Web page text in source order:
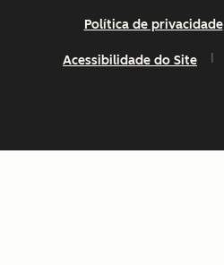
Política de privacidade
Acessibilidade do Site